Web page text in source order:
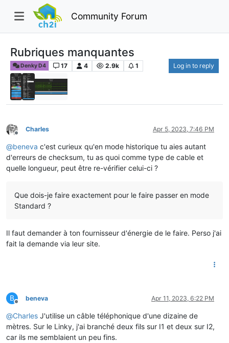
Community Forum
Rubriques manquantes
Denky D4 17 4 2.9k 1 Log in to reply
Offline
Charles Apr 5, 2023, 7:46 PM
@beneva c'est curieux qu'en mode historique tu aies autant
d'erreurs de checksum, tu as quoi comme type de cable et
quelle longueur, peut être re-vérifier celui-ci ?
Que dois-je faire exactement pour le faire passer en mode
Standard ?
Il faut demander à ton fournisseur d'énergie de le faire. Perso j'ai
fait la demande via leur site.
B
Offline
beneva Apr 11, 2023, 6:22 PM
@Charles J'utilise un câble téléphonique d'une dizaine de
mètres. Sur le Linky, j'ai branché deux fils sur I1 et deux sur I2,
car ils me semblaient un peu fins.